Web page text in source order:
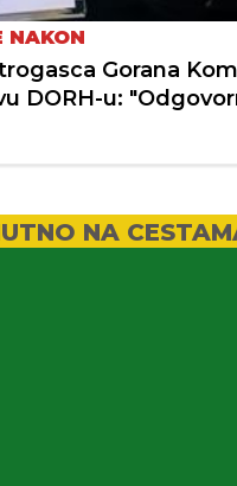
NAKON
Gorana
DORH-u:
NA